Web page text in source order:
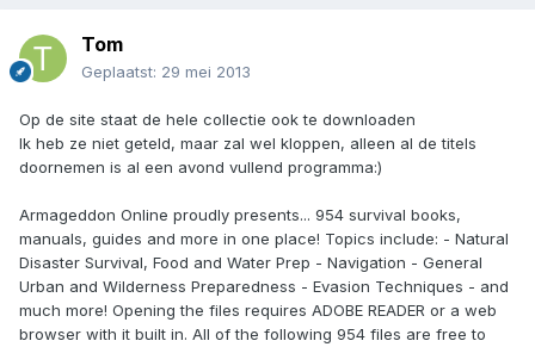
Tom
Geplaatst: 29 mei 2013
Op de site staat de hele collectie ook te downloaden
Ik heb ze niet geteld, maar zal wel kloppen, alleen al de titels
doornemen is al een avond vullend programma:)
Armageddon Online proudly presents... 954 survival books,
manuals, guides and more in one place! Topics include: - Natural
Disaster Survival, Food and Water Prep - Navigation - General
Urban and Wilderness Preparedness - Evasion Techniques - and
much more! Opening the files requires ADOBE READER or a web
browser with it built in. All of the following 954 files are free to